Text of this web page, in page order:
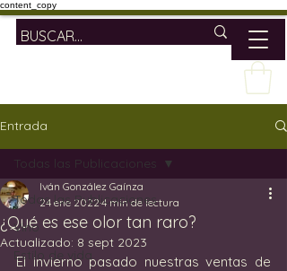
content_copy
Entrada
Todas las Publicaciones
Vino
Estilo de vida
Todas las Publicaciones
¿Qué es ese olor tan raro?
Iván González Gaínza
24 ene 2022 4 min de lectura
Actualizado: 8 sept 2023
El invierno pasado nuestras ventas de